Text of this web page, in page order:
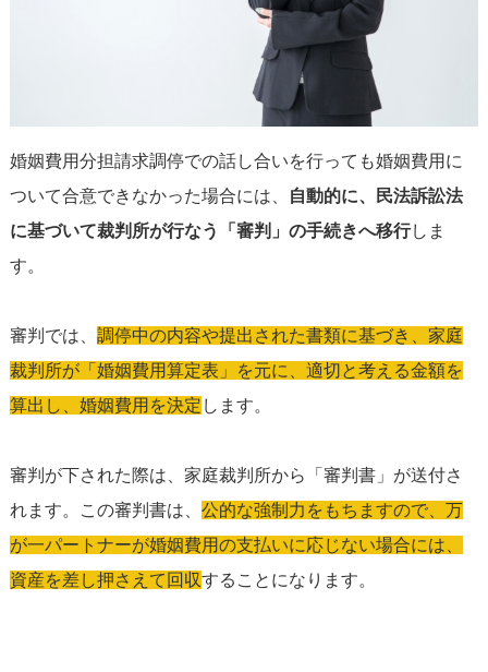
婚姻費用分担請求調停での話し合いを行っても婚姻費用に
ついて合意できなかった場合には、
自動的に、民法訴訟法
に基づいて裁判所が行なう「審判」の手続きへ移行しま
す。
審判では、 調停中の内容や提出された書類に基づき、家庭
裁判所が「婚姻費用算定表」を元に、適切と考える金額を
算出し、婚姻費用を決定 します。
審判が下された際は、家庭裁判所から「審判書」が送付さ
れます。この審判書は、 公的な強制力をもちますので、万
が一パートナーが婚姻費用の支払いに応じない場合には、
資産を差し押さえて回収することになります。